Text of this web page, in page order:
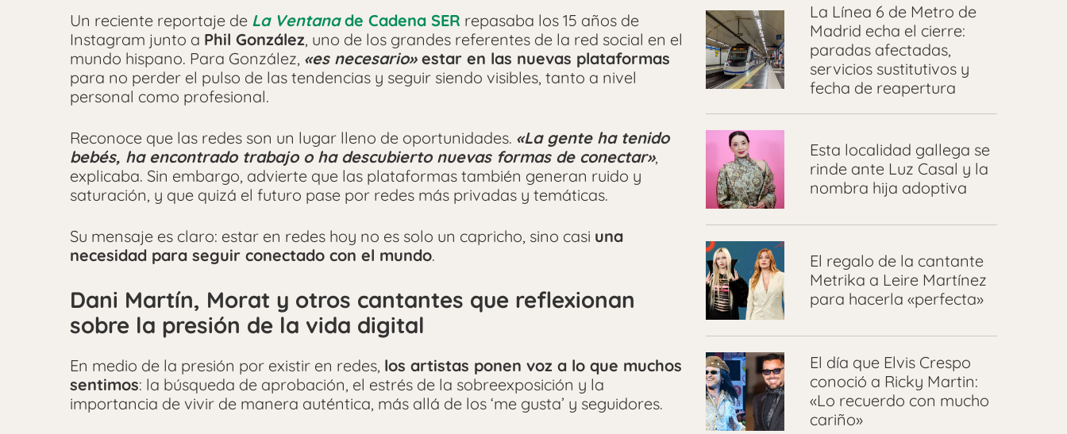
Un reciente reportaje de La Ventanade Cadena SER repasaba los 15 años de
Instagram junto a Phil González, uno de los grandes referentes de la red social en el
mundo hispano. Para González, «es necesario»estar en las nuevas plataformas
para no perder el pulso de las tendencias y seguir siendo visibles, tanto a nivel
personal como profesional.
Reconoce que las redes son un lugar lleno de oportunidades. «La gente ha tenido
bebés, ha encontrado trabajo o ha descubierto nuevas formas de conectar»,
explicaba. Sin embargo, advierte que las plataformas también generan ruido y
saturación, y que quizá el futuro pase por redes más privadas y temáticas.
Su mensaje es claro: estar en redes hoy no es solo un capricho, sino casi una
necesidad para seguir conectado con el mundo.
Dani Martín, Morat y otros cantantes que reflexionan
sobre la presión de la vida digital
En medio de la presión por existir en redes, los artistas ponen voz a lo que muchos
sentimos: la búsqueda de aprobación, el estrés de la sobreexposición y la
importancia de vivir de manera auténtica, más allá de los ‘me gusta’ y seguidores.
La Línea 6 de Metro de
Madrid echa el cierre:
paradas afectadas,
servicios sustitutivos y
fecha de reapertura
Esta localidad gallega se
rinde ante Luz Casal y la
nombra hija adoptiva
El regalo de la cantante
Metrika a Leire Martínez
para hacerla «perfecta»
El día que Elvis Crespo
conoció a Ricky Martin:
«Lo recuerdo con mucho
cariño»